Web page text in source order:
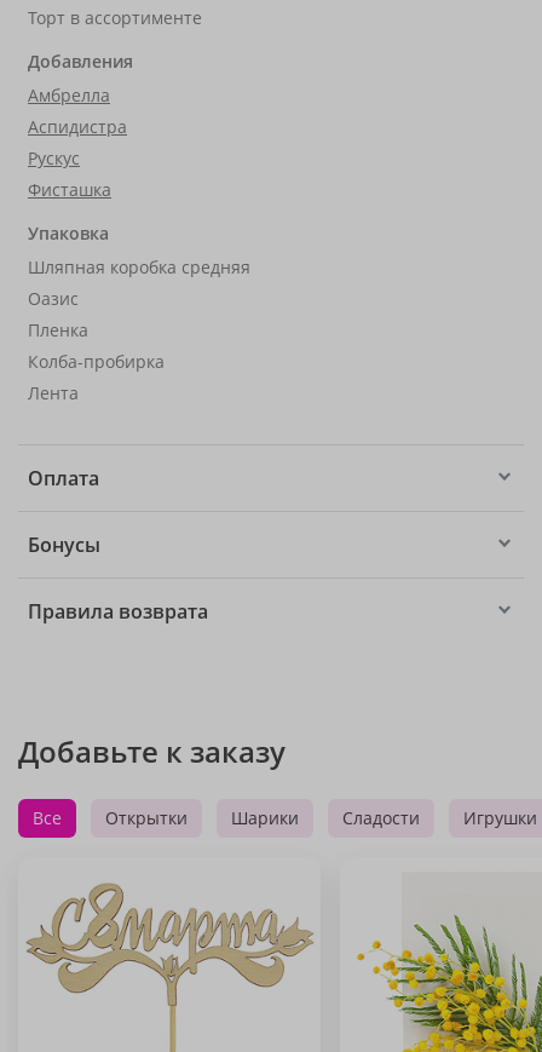
Торт в ассортименте
Добавления
Амбрелла
Аспидистра
Рускус
Фисташка
Упаковка
Шляпная коробка средняя
Оазис
Пленка
Колба-пробирка
Лента
Оплата
Бонусы
Правила возврата
Добавьте к заказу
Все Открытки Шарики Сладости Игрушки